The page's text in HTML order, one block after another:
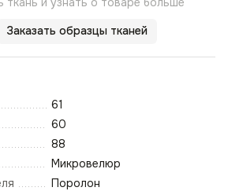
Заказать образцы тканей
61
60
88
Микровелюр
Поролон